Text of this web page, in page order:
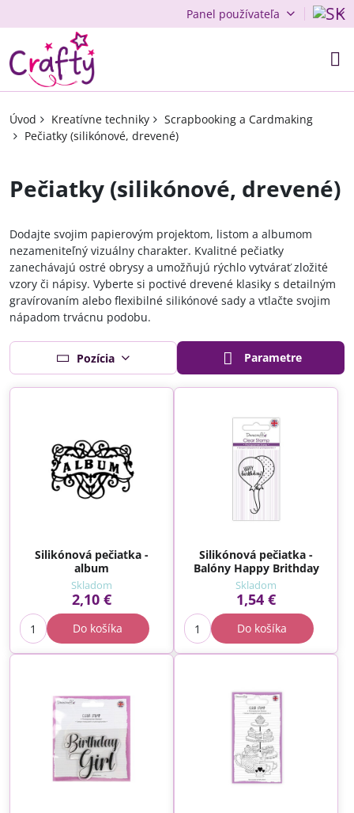
Panel používateľa
Úvod Kreatívne techniky
Scrapbooking a Cardmaking
Pečiatky (silikónové, drevené)
Pečiatky (silikónové, drevené)
Dodajte svojim papierovým projektom, listom a albumom
nezameniteľný vizuálny charakter. Kvalitné pečiatky
zanechávajú ostré obrysy a umožňujú rýchlo vytvárať zložité
vzory či nápisy. Vyberte si poctivé drevené klasiky s detailným
gravírovaním alebo flexibilné silikónové sady a vtlačte svojim
nápadom trvácnu podobu.
Pozícia Parametre
Silikónová pečiatka -
album
Skladom
2,10 €
Do košíka
Silikónová pečiatka -
Balóny Happy Brithday
Skladom
1,54 €
Do košíka